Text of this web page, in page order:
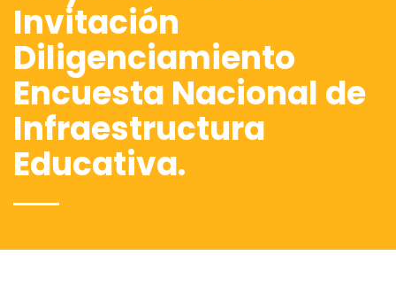
Invitación
Diligenciamiento
Encuesta Nacional de
Infraestructura
Educativa.